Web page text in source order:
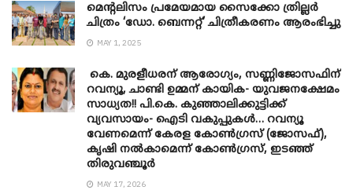
മെന്‍റലിസം പ്രമേയമായ സൈക്കോ ത്രില്ലർ
ചിത്രം ‘ഡോ. ബെന്നറ്റ്’ ചിത്രീകരണം ആരംഭിച്ചു
MAY 1, 2025
കെ. മുരളീധരന് ആരോഗ്യം, സണ്ണിജോസഫിന്
റവന്യൂ, ചാണ്ടി ഉമ്മന് കായിക- യുവജനക്ഷേമം
സാധ്യത!! പി.കെ. കുഞ്ഞാലിക്കുട്ടിക്ക്
വ്യവസായം- ഐടി വകുപ്പുകൾ… റവന്യൂ
വേണമെന്ന് കേരള കോൺഗ്രസ് (ജോസഫ്),
കൃഷി നൽകാമെന്ന് കോൺഗ്രസ്, ഇടഞ്ഞ്
തിരുവഞ്ചൂർ
MAY 17, 2026